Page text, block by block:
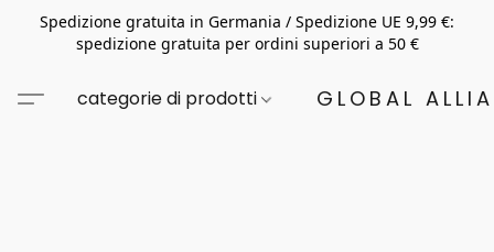
Spedizione gratuita in Germania / Spedizione UE 9,99 €:
spedizione gratuita per ordini superiori a 50 €
GLOBAL
categorie di prodotti